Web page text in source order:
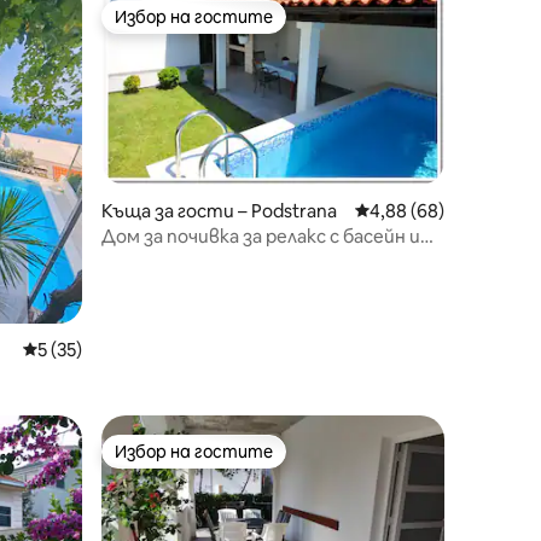
Средна оценка: 5 от 5, 35 отзива
5 (35)
Избор на гостите
Избор на гостите
Къща за гости – Podstrana Средна оценка:
4,88 (68)
Дом за почивка за релакс с басейн и
Избор на гостите
Избор на гостите